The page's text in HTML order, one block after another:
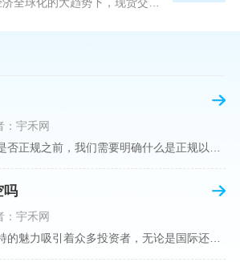
：宇禾网
吗
：宇禾网
期货市场一直以其独特的魅力吸引着众多投资者，无论是国际还是国内场景下，其波澜壮阔的市场行情都给予了投资者无限遐想。今天，我们将深入探讨一个特别的问题——"国内期货可以做空吗"？这个问题不仅关乎投资者的策略布局，更涉及到期货市场机制的基本理解。在深入探讨之前，我们首先需要明确几个期货市场的基础概念。期货，是指在标准化合约基础上，双方承诺在未来某一特定时间以约定价格买卖一定数量的商品或金融产品的合约。它允訸投资者通过买入（做多）或卖出（做空）合约来预测未来价格的变动。我们来揭开国